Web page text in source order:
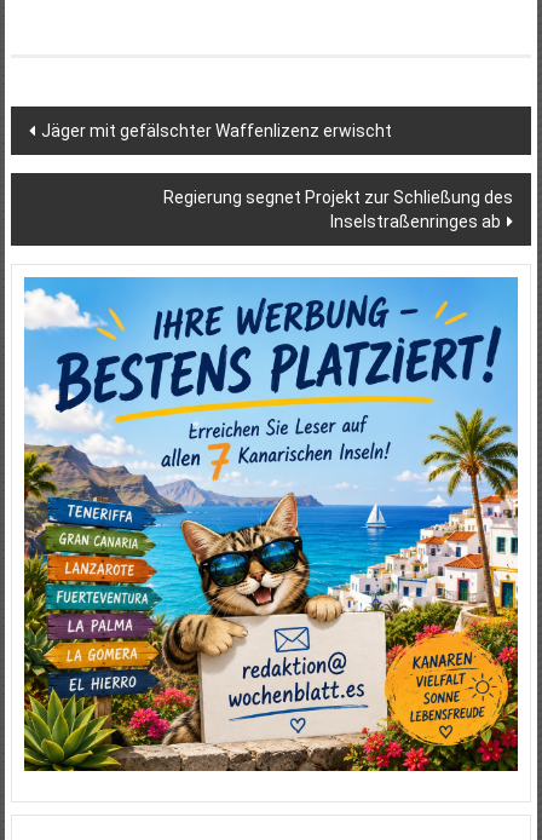
Beitragsnavigation
Jäger mit gefälschter Waffenlizenz erwischt
Regierung segnet Projekt zur Schließung des
Inselstraßenringes ab